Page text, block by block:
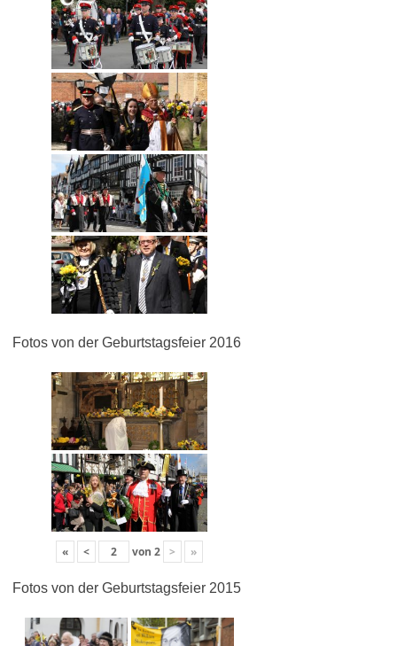
Fotos von der Geburtstagsfeier 2016
« < von 2 > »
Fotos von der Geburtstagsfeier 2015